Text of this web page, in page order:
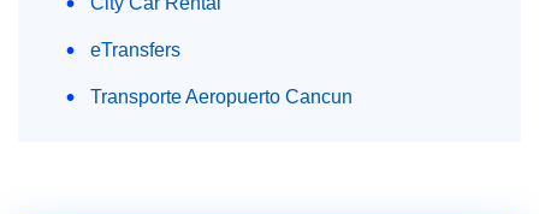
eTransfers
Transporte Aeropuerto Cancun